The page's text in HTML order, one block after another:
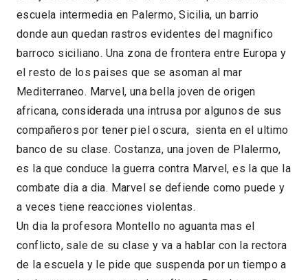
escuela intermedia en Palermo, Sicilia, un barrio
donde aun quedan rastros evidentes del magnifico
barroco siciliano. Una zona de frontera entre Europa y
el resto de los paises que se asoman al mar
Mediterraneo. Marvel, una bella joven de origen
africana, considerada una intrusa por algunos de sus
compañeros por tener piel oscura, sienta en el ultimo
banco de su clase. Costanza, una joven de Plalermo,
es la que conduce la guerra contra Marvel, es la que la
combate dia a dia. Marvel se defiende como puede y
a veces tiene reacciones violentas.
Un dia la profesora Montello no aguanta mas el
conflicto, sale de su clase y va a hablar con la rectora
de la escuela y le pide que suspenda por un tiempo a